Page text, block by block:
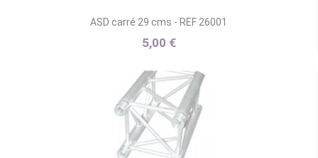
ASD carré 29 cms - REF 26001
5,00 €